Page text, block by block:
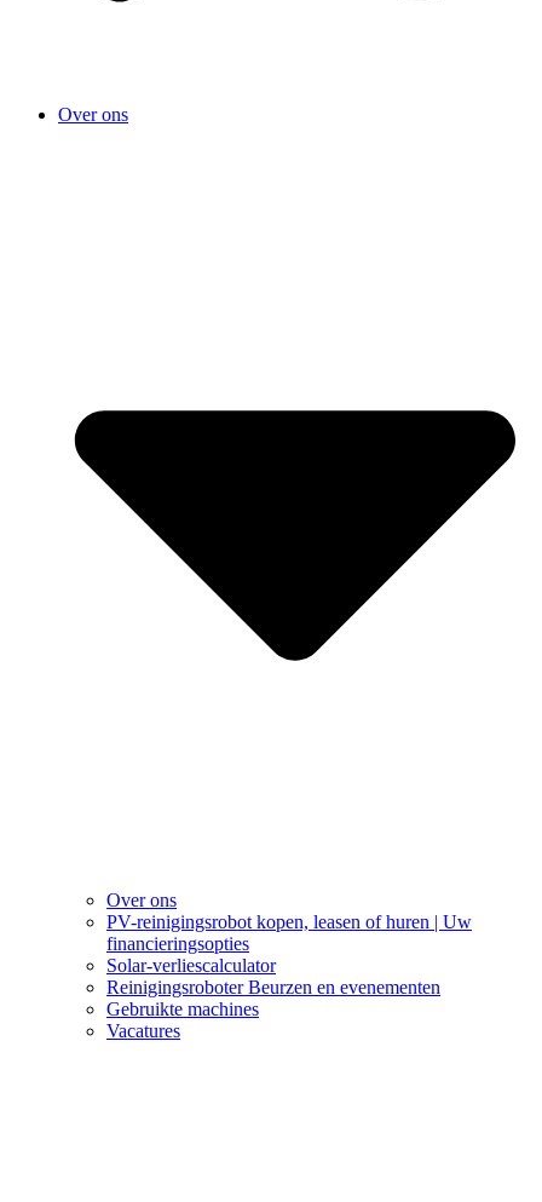
Over ons
Over ons
PV-reinigingsrobot kopen, leasen of huren | Uw
financieringsopties
Solar-verliescalculator
Reinigingsroboter Beurzen en evenementen
Gebruikte machines
Vacatures